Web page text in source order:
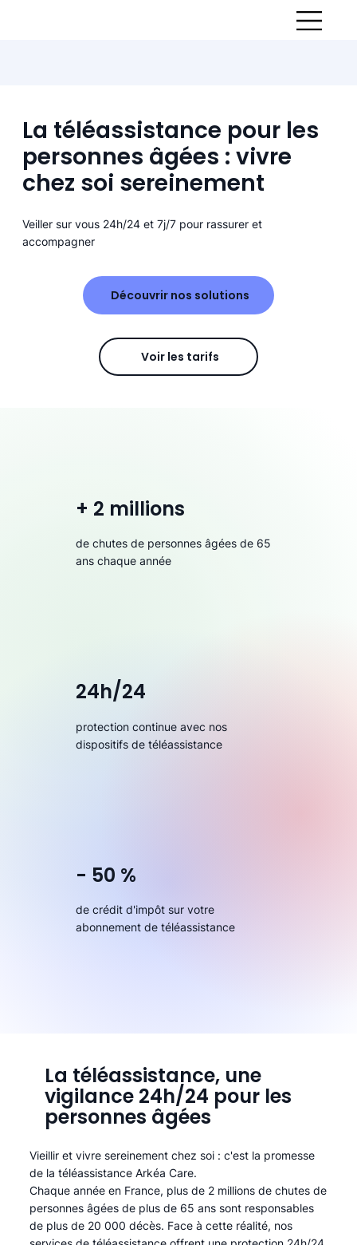
La téléassistance pour les
personnes âgées : vivre
chez soi sereinement
Veiller sur vous 24h/24 et 7j/7 pour rassurer et
accompagner
Découvrir nos solutions
Voir les tarifs
+ 2 millions
de chutes de personnes âgées de 65
ans chaque année
24h/24
protection continue avec nos
dispositifs de téléassistance
- 50 %
de crédit d'impôt sur votre
abonnement de téléassistance
La téléassistance, une
vigilance 24h/24 pour les
personnes âgées
Vieillir et vivre sereinement chez soi : c'est la promesse
de la téléassistance Arkéa Care.
Chaque année en France, plus de 2 millions de chutes de
personnes âgées de plus de 65 ans sont responsables
de plus de 20 000 décès. Face à cette réalité, nos